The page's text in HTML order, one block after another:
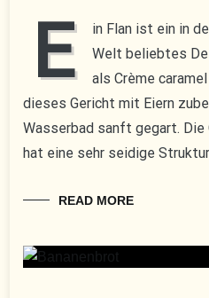
E
in Flan ist ein in
Welt beliebtes
als Crème
dieses Gericht mit Eiern
Wasserbad sanft gegart. Die
hat eine sehr seidige
READ MORE